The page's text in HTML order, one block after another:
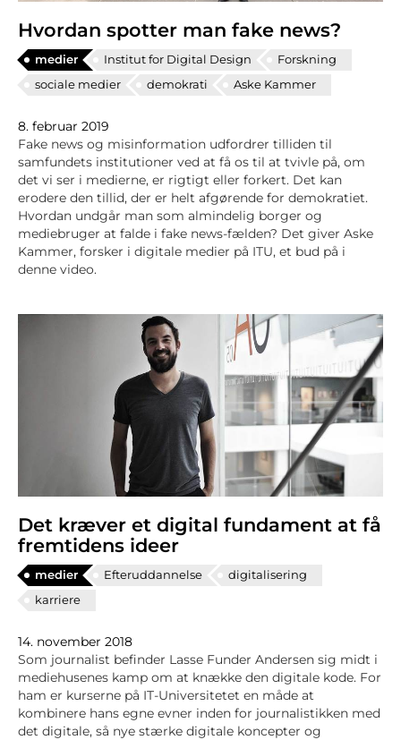
Hvordan spotter man fake news?
medier Institut for Digital Design
Forskning
sociale medier
demokrati Aske Kammer
8. februar 2019
Fake news og misinformation udfordrer tilliden til
samfundets institutioner ved at få os til at tvivle på, om
det vi ser i medierne, er rigtigt eller forkert. Det kan
erodere den tillid, der er helt afgørende for demokratiet.
Hvordan undgår man som almindelig borger og
mediebruger at falde i fake news-fælden? Det giver Aske
Kammer, forsker i digitale medier på ITU, et bud på i
denne video.
Det kræver et digital fundament at få
fremtidens ideer
medier Efteruddannelse
digitalisering
karriere
14. november 2018
Som journalist befinder Lasse Funder Andersen sig midt i
mediehusenes kamp om at knække den digitale kode. For
ham er kurserne på IT-Universitetet en måde at
kombinere hans egne evner inden for journalistikken med
det digitale, så nye stærke digitale koncepter og